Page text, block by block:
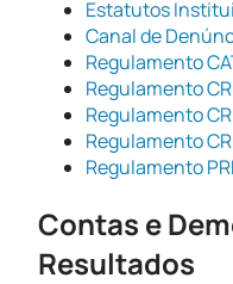
Estatutos
Canal de
Regulamento
Regulamento
Regulamento
Regulamento
Regulamento
Contas e
Resultados